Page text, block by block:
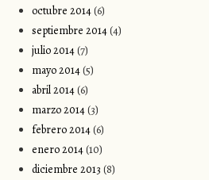
octubre 2014(6)
septiembre 2014(4)
julio 2014(7)
mayo 2014(5)
abril 2014(6)
marzo 2014(3)
febrero 2014(6)
enero 2014(10)
diciembre 2013 (8)